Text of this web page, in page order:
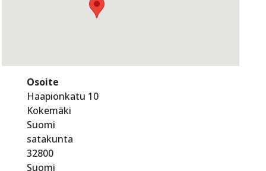
Osoite
Haapionkatu 10
Kokemäki
Suomi
satakunta
32800
Suomi